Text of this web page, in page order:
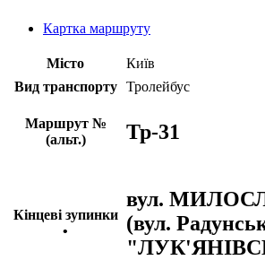
Картка маршруту
Місто
Київ
Вид транспорту
Тролейбус
Маршрут №
(альт.)
Тр-31
Кінцеві зупинки
•
вул.
(вул.